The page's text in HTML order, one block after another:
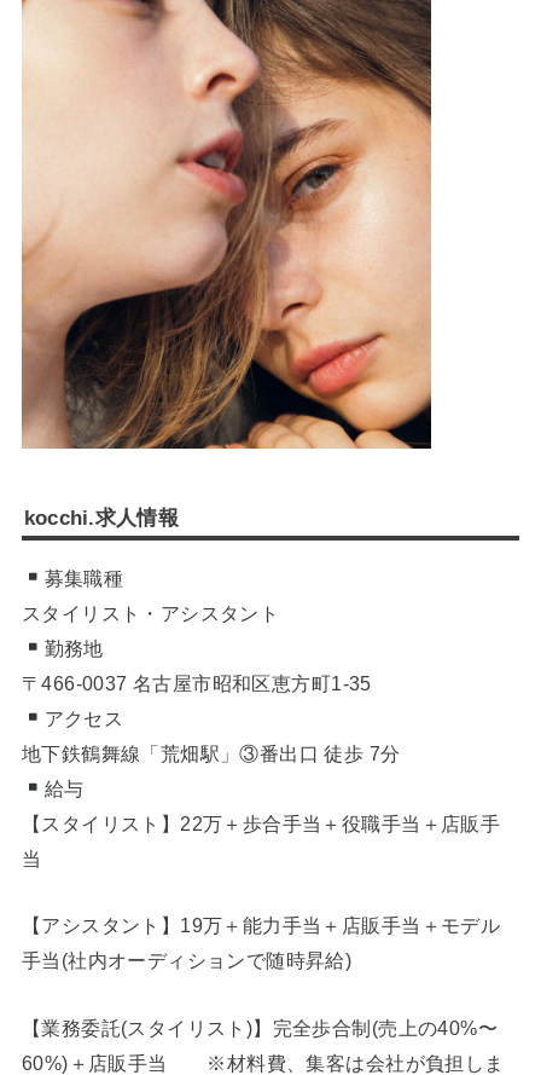
kocchi.求人情報
募集職種
スタイリスト・アシスタント
勤務地
〒466-0037 名古屋市昭和区恵方町1-35
アクセス
地下鉄鶴舞線「荒畑駅」③番出口 徒歩 7分
給与
【スタイリスト】22万＋歩合手当＋役職手当＋店販手
当
【アシスタント】19万＋能力手当＋店販手当＋モデル
手当(社内オーディションで随時昇給)
【業務委託(スタイリスト)】完全歩合制(売上の40%〜
60%)＋店販手当 ※材料費、集客は会社が負担しま